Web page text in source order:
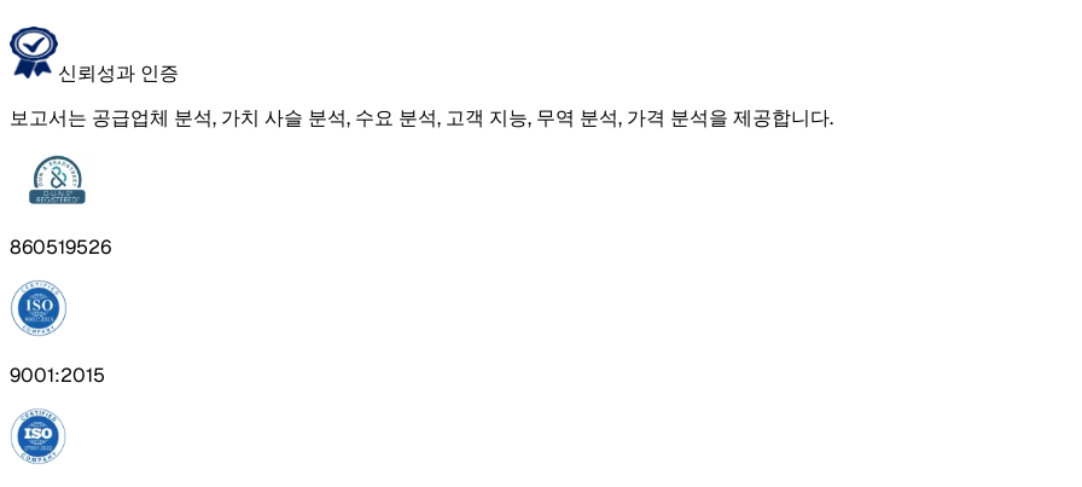
신뢰성과 인증
보고서는 공급업체 분석, 가치 사슬 분석, 수요 분석, 고객 지능, 무역 분석, 가격 분석을 제공합니다.
860519526
9001:2015